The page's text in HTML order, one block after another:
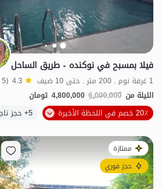
فيلا بمسبح في نوكنده - طريق الساحل
1 غرفة نوم . 200 متر . حتى 10 ضيف 4.3 (5 تعليق)
الليلة من 6,000,000
4,800,000 تومان
20٪ خصم في اللحظة الأخيرة
5+ حجز ناجح
ممتازة
حجز فوري